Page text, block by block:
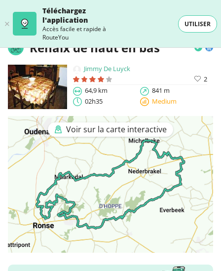
Téléchargez
l'application
Accès facile et rapide à
RouteYou
UTILISER
Renaix de haut en bas
Jimmy De Luyck
2
64,9 km
841 m
02h35
Medium
Voir sur la carte interactive